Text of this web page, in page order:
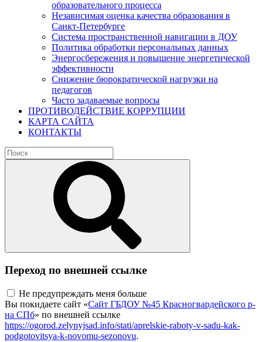
образовательного процесса
Независимая оценка качества образования в
Санкт-Петербурге
Система пространственной навигации в ДОУ
Политика обработки персональных данных
Энергосбережения и повышение энергетической
эффективности
Снижение бюрократической нагрузки на
педагогов
Часто задаваемые вопросы
ПРОТИВОДЕЙСТВИЕ КОРРУПЦИИ
КАРТА САЙТА
КОНТАКТЫ
Переход по внешней ссылке
Не предупреждать меня больше
Вы покидаете сайт «Сайт ГБДОУ №45 Красногвардейского р-
на СПб» по внешней ссылке
https://ogorod.zelynyjsad.info/stati/aprelskie-raboty-v-sadu-kak-
podgotovitsya-k-novomu-sezonovu.